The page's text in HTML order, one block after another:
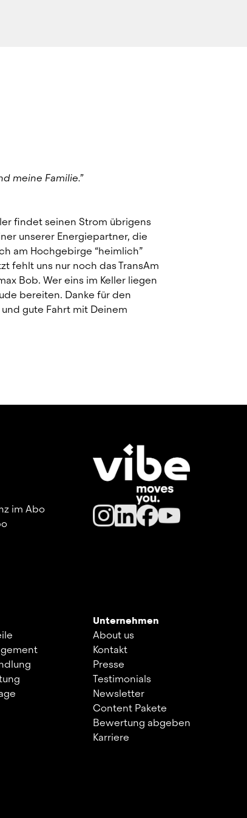
meine Familie.”
findet seinen Strom übrigens
unserer Energiepartner, die
am Hochgebirge “heimlich”
fehlt uns nur noch das TransAm
Bob. Wer eins im Keller liegen
bereiten. Danke für den
gute Fahrt mit Deinem
im Abo
Unternehmen
About us
Kontakt
Presse
Testimonials
Newsletter
Content Pakete
Bewertung abgeben
Karriere